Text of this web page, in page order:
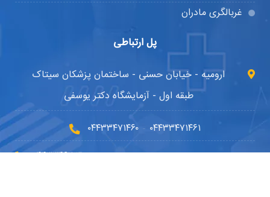
غربالگری مادران
پل ارتباطی
ارومیه - خیابان حسنی - ساختمان پزشکان سیتاک
طبقه اول - آزمایشگاه دکتر یوسفی
۰۴۴۳۳۴۷۱۴۶۰ - ۰۴۴۳۳۴۷۱۴۶۱
۰۴۴۳۳۴۶۲۰۳۰